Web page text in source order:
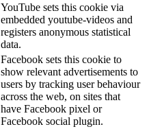
YouTube sets this cookie via
embedded youtube-videos and
registers anonymous statistical
data.
Facebook sets this cookie to
show relevant advertisements to
users by tracking user behaviour
across the web, on sites that
have Facebook pixel or
Facebook social plugin.